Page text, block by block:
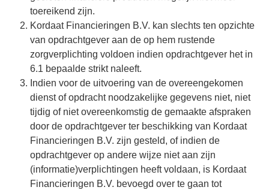
toereikend zijn.
Kordaat Financieringen B.V. kan slechts ten opzichte
van opdrachtgever aan de op hem rustende
zorgverplichting voldoen indien opdrachtgever het in
6.1 bepaalde strikt naleeft.
Indien voor de uitvoering van de overeengekomen
dienst of opdracht noodzakelijke gegevens niet, niet
tijdig of niet overeenkomstig de gemaakte afspraken
door de opdrachtgever ter beschikking van Kordaat
Financieringen B.V. zijn gesteld, of indien de
opdrachtgever op andere wijze niet aan zijn
(informatie)verplichtingen heeft voldaan, is Kordaat
Financieringen B.V. bevoegd over te gaan tot